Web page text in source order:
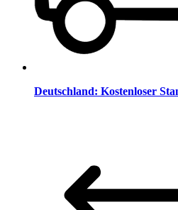
Deutschland: Kostenloser